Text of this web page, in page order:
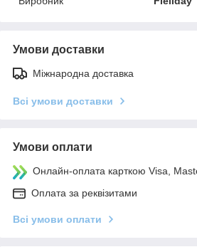
Умови доставки
Міжнародна доставка
Всі умови доставки
Умови оплати
Онлайн-оплата карткою Visa,
Оплата за реквізитами
Всі умови оплати